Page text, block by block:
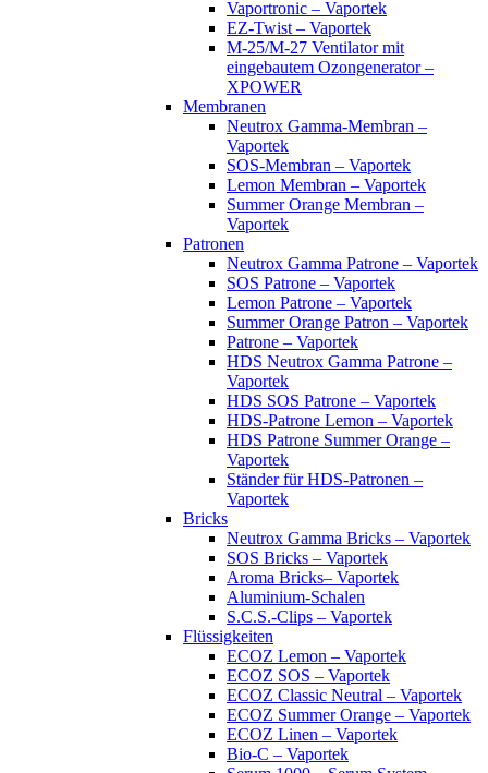
Vaportronic – Vaportek
EZ-Twist – Vaportek
M-25/M-27 Ventilator mit
eingebautem Ozongenerator –
XPOWER
Membranen
Neutrox Gamma-Membran –
Vaportek
SOS-Membran – Vaportek
Lemon Membran – Vaportek
Summer Orange Membran –
Vaportek
Patronen
Neutrox Gamma Patrone – Vaportek
SOS Patrone – Vaportek
Lemon Patrone – Vaportek
Summer Orange Patron – Vaportek
Patrone – Vaportek
HDS Neutrox Gamma Patrone –
Vaportek
HDS SOS Patrone – Vaportek
HDS-Patrone Lemon – Vaportek
HDS Patrone Summer Orange –
Vaportek
Ständer für HDS-Patronen –
Vaportek
Bricks
Neutrox Gamma Bricks – Vaportek
SOS Bricks – Vaportek
Aroma Bricks– Vaportek
Aluminium-Schalen
S.C.S.-Clips – Vaportek
Flüssigkeiten
ECOZ Lemon – Vaportek
ECOZ SOS – Vaportek
ECOZ Classic Neutral – Vaportek
ECOZ Summer Orange – Vaportek
ECOZ Linen – Vaportek
Bio-C – Vaportek